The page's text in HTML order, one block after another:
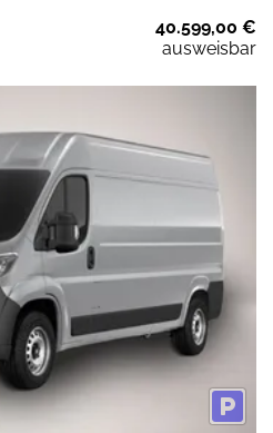
40.599,00 €
ausweisbar